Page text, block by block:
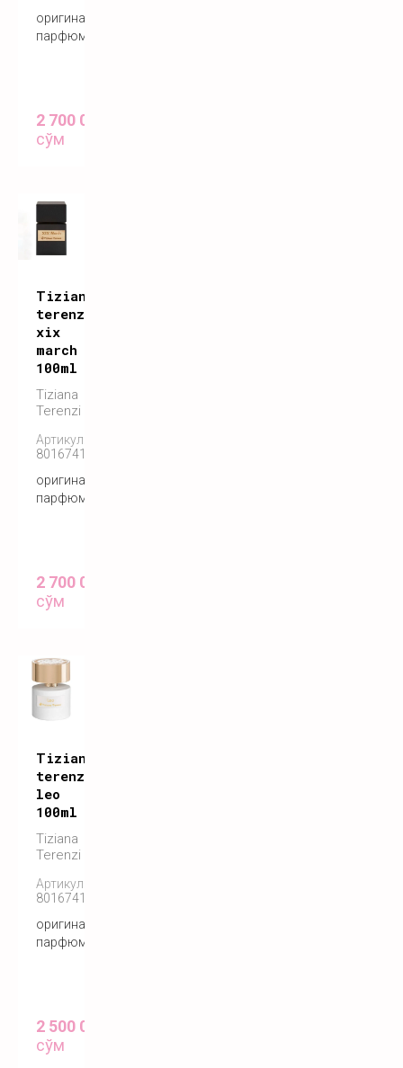
оригинальный
парфюм
2 700 000
сўм
Tiziana
terenzi
xix
march
100ml
Tiziana
Terenzi
Артикул:
8016741572555
оригинальный
парфюм
2 700 000
сўм
Tiziana
terenzi
leo
100ml
Tiziana
Terenzi
Артикул:
8016741572555
оригинальный
парфюм
2 500 000
сўм